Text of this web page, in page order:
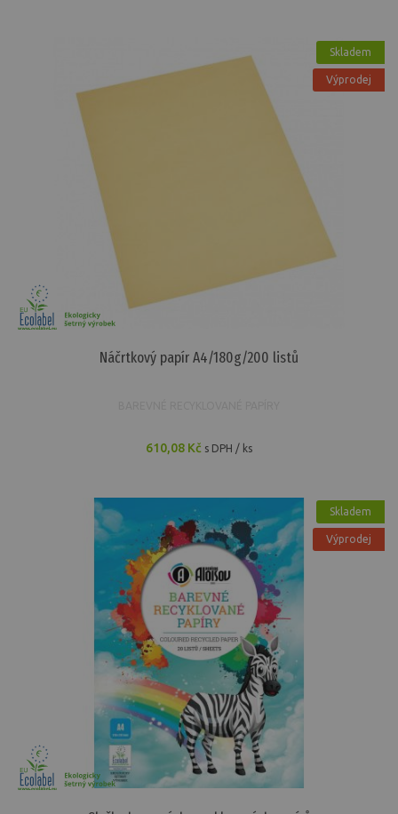
Skladem
Výprodej
Náčrtkový papír A4/180g/200 listů
610,08 Kč s DPH / ks
Skladem
Výprodej